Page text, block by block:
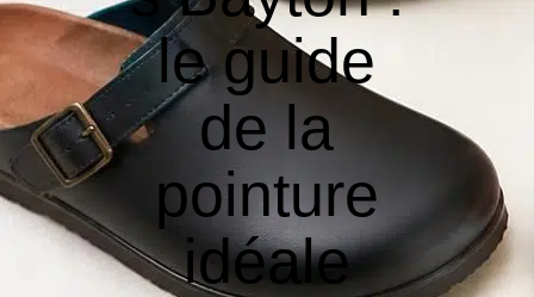
le guide
de la
pointure
idéale